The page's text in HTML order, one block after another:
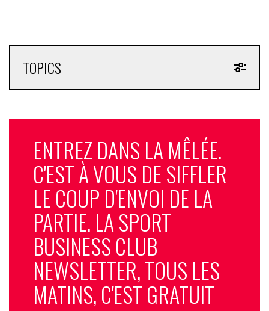
TOPICS
ENTREZ DANS LA MÊLÉE.
C'EST À VOUS DE SIFFLER
LE COUP D'ENVOI DE LA
PARTIE. LA SPORT
BUSINESS CLUB
NEWSLETTER, TOUS LES
MATINS, C'EST GRATUIT